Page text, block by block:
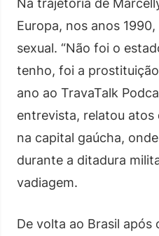
Na trajetória de
Europa, nos anos
sexual. “Não foi o
tenho, foi a
ano ao TravaTalk
entrevista, relatou atos
na capital gaúcha,
durante a ditadura
vadiagem.
De volta ao Brasil após